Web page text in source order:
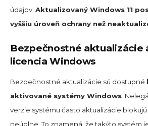
údajov. Aktualizovaný Windows 11
vyššiu úroveň ochrany než
Bezpečnostné aktualizácie
licencia Windows
Bezpečnostné aktualizácie sú dostupné
aktivované systémy Windows .
verzie systému často aktualizácie
neúplne. To znamená, že takýto systém